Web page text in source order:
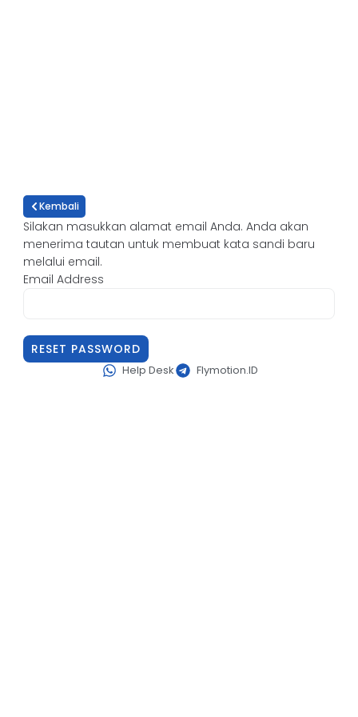
Kembali
Silakan masukkan alamat email Anda. Anda akan
menerima tautan untuk membuat kata sandi baru
melalui email.
Email Address
RESET PASSWORD
Help Desk Flymotion.ID